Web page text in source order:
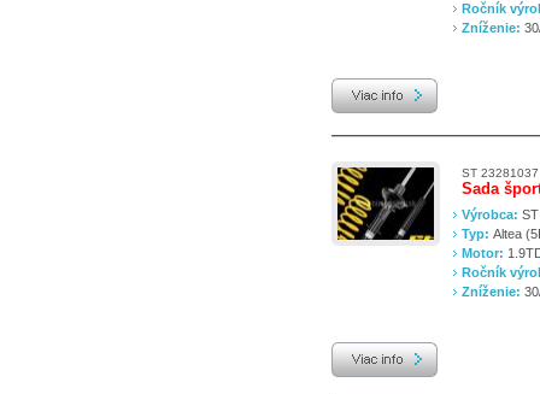
Ročník
Zníženie:
ST 23281037
Sada
Výrobca:
Typ: Altea
Motor:
Ročník
Zníženie: